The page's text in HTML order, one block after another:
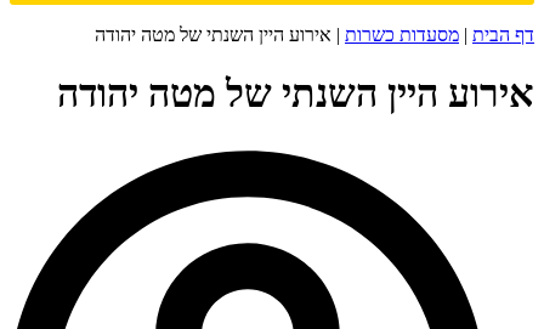
דף הבית | מסעדות כשרות | אירוע היין השנתי של מטה יהודה
אירוע היין השנתי של מטה יהודה